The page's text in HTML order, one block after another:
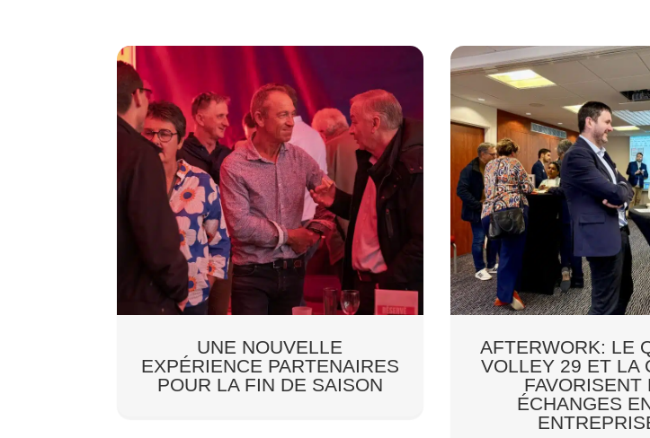
UNE NOUVELLE
EXPÉRIENCE PARTENAIRES
POUR LA FIN DE SAISON
AFTERWORK: LE
VOLLEY 29 ET LA
FAVORISENT
ÉCHANGES